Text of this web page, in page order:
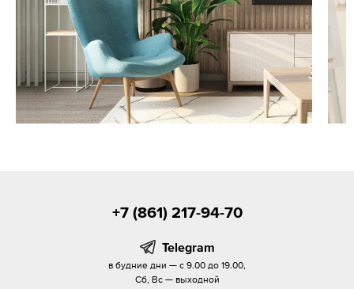
+7 (861) 217-94-70
Telegram
в будние дни — с 9.00 до 19.00,
Сб, Вс — выходной